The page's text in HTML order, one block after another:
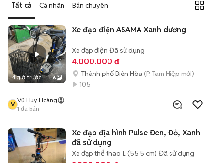
Tất cả Cá nhân Bán chuyên
4 giờ trước 6
Xe đạp điện ASAMA Xanh dương
Xe đạp điện Đã sử dụng
4.000.000 đ
Thành phố Biên Hòa (P. Tam Hiệp mới)
105
V
Vũ Huy Hoàng
1 đã bán
Xe đạp địa hình Pulse Đen, Đỏ, Xanh
đã sử dụng
Xe đạp thể thao L (55.5 cm) Đã sử dụng